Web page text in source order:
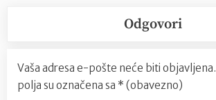
Odgovori
Vaša adresa e-pošte neće biti objavljena.
polja su označena sa * (obavezno)